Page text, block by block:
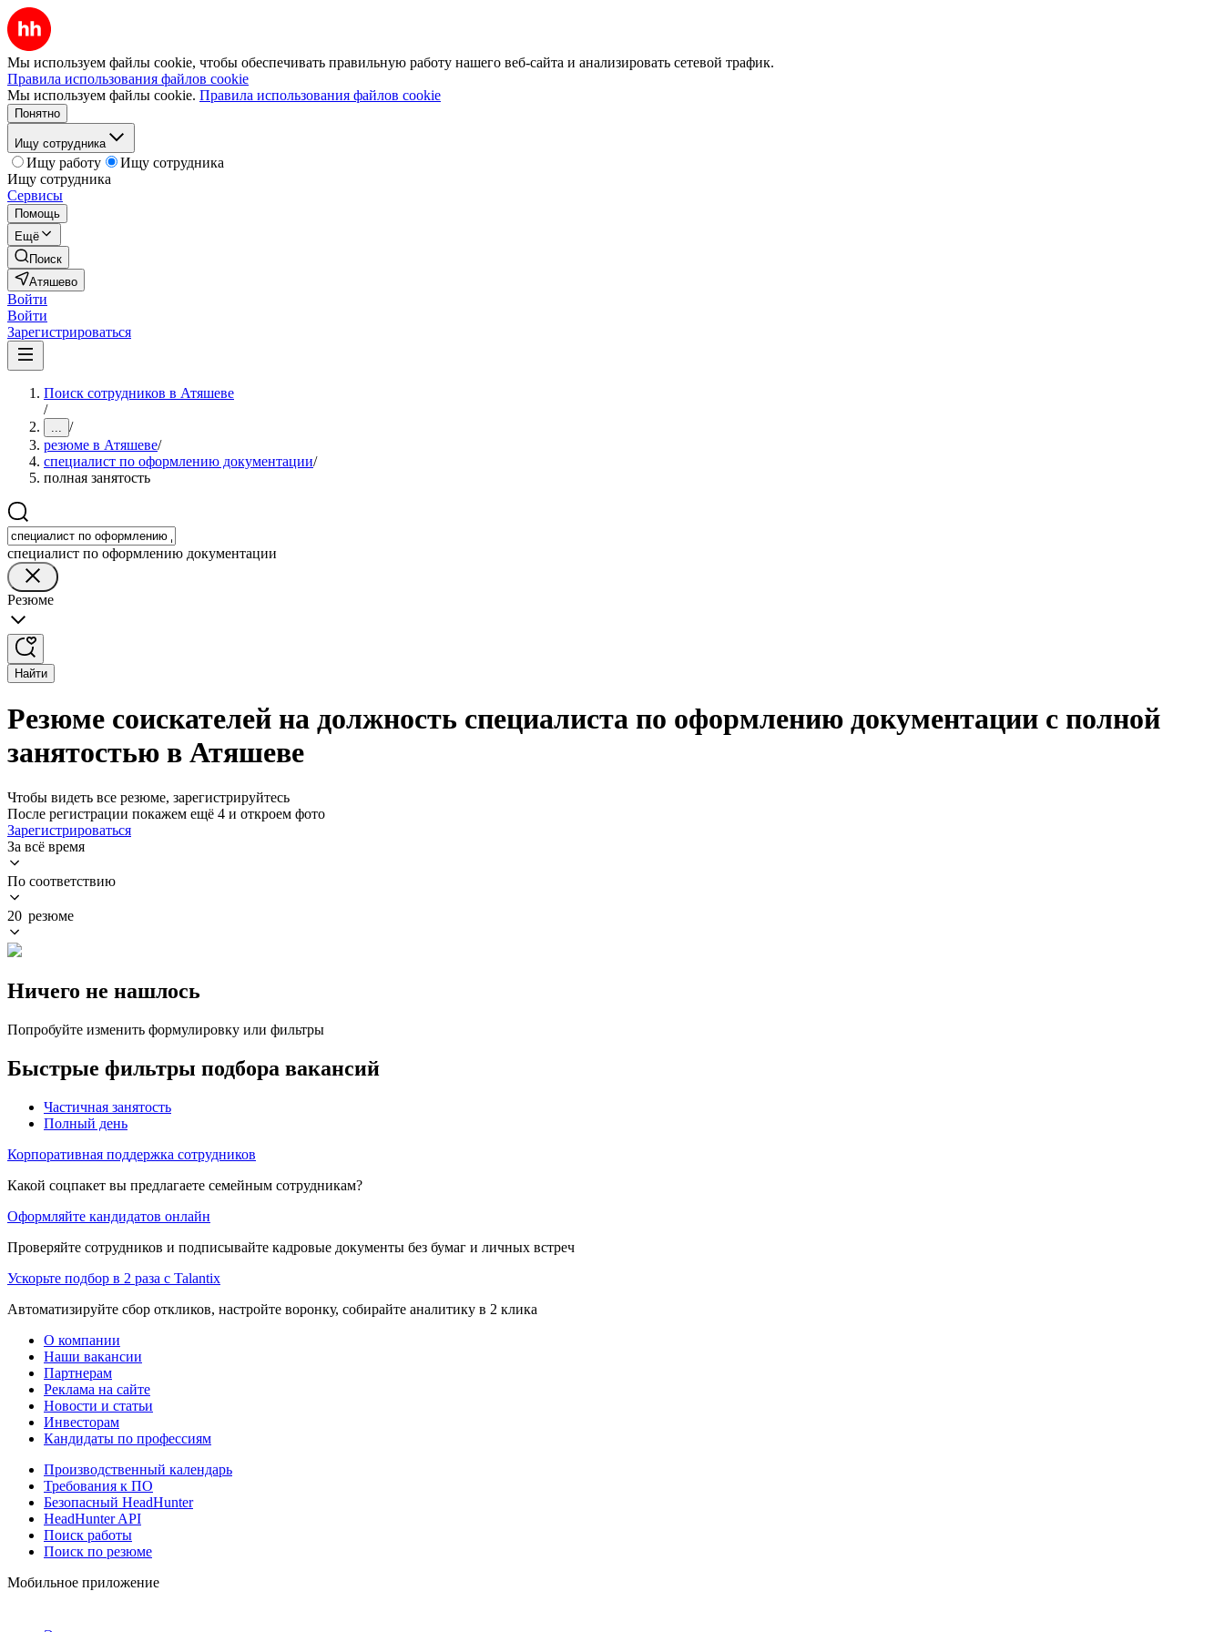
Мы используем файлы cookie, чтобы обеспечивать правильную работу нашего веб-сайта и анализировать сетевой трафик.
Правила использования файлов cookie
Мы используем файлы cookie. Правила использования файлов cookie
Понятно
Ищу сотрудника
Ищу работу
Ищу сотрудника
Ищу сотрудника
Сервисы
Помощь
Ещё
Поиск
Атяшево
Войти
Войти
Зарегистрироваться
Поиск сотрудников в Атяшеве
/
... /
резюме в Атяшеве/
специалист по оформлению документации/
полная занятость
специалист по оформлению документации
Резюме
Найти
Резюме соискателей на должность специалиста по оформлению документации с полной
занятостью в Атяшеве
Чтобы видеть все резюме, зарегистрируйтесь
После регистрации покажем ещё 4 и откроем фото
Зарегистрироваться
За всё время
По соответствию
20 резюме
Ничего не нашлось
Попробуйте изменить формулировку или фильтры
Быстрые фильтры подбора вакансий
Частичная занятость
Полный день
Корпоративная поддержка сотрудников
Какой соцпакет вы предлагаете семейным сотрудникам?
Оформляйте кандидатов онлайн
Проверяйте сотрудников и подписывайте кадровые документы без бумаг и личных встреч
Ускорьте подбор в 2 раза с Talantix
Автоматизируйте сбор откликов, настройте воронку, собирайте аналитику в 2 клика
О компании
Наши вакансии
Партнерам
Реклама на сайте
Новости и статьи
Инвесторам
Кандидаты по профессиям
Производственный календарь
Требования к ПО
Безопасный HeadHunter
HeadHunter API
Поиск работы
Поиск по резюме
Мобильное приложение